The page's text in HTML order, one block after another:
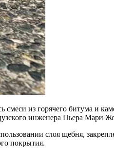
из горячего битума и
инженера Пьера Мари
слоя щебня,
покрытия.